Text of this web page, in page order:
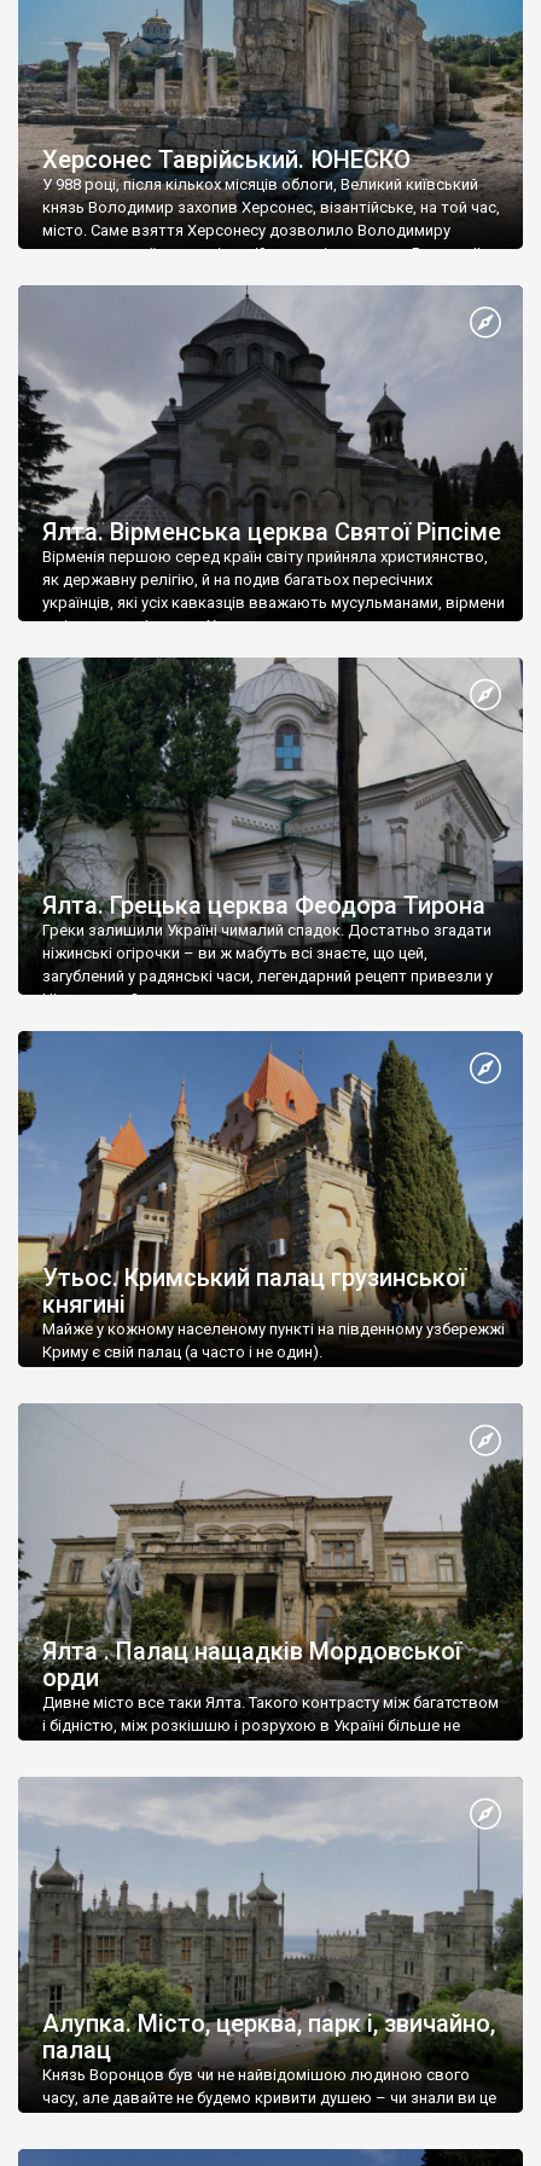
Херсонес Таврійський. ЮНЕСКО
У 988 році, після кількох місяців облоги, Великий київський
князь Володимир захопив Херсонес, візантійське, на той час,
місто. Саме взяття Херсонесу дозволило Володимиру
диктувати свої умови візантійському імператору Василю ІІ, та
Херсонесі Володимир-язичник, став Василем-християнином.
А потім було Хрещення Русі. На честь Херсонесу Таврійського
Ялта. Вірменська церква Святої Ріпсіме
Вірменія першою серед країн світу прийняла християнство,
як державну релігію, й на подив багатьох пересічних
українців, які усіх кавказців вважають мусульманами, вірмени
є відданими вірянами Христа
Ялта. Грецька церква Феодора Тирона
Греки залишили Україні чималий спадок. Достатньо згадати
ніжинські огірочки – ви ж мабуть всі знаєте, що цей,
загублений у радянські часи, легендарний рецепт привезли у
Ніжин греки?
Утьос. Кримський палац грузинської
княгині
Майже у кожному населеному пункті на південному узбережжі
Криму є свій палац (а часто і не один).
Ялта . Палац нащадків Мордовської
орди
Дивне місто все таки Ялта. Такого контрасту між багатством
і бідністю, між розкішшю і розрухою в Україні більше не
Алупка. Місто, церква, парк і, звичайно,
палац
Князь Воронцов був чи не найвідомішою людиною свого
часу, але давайте не будемо кривити душею – чи знали ви це